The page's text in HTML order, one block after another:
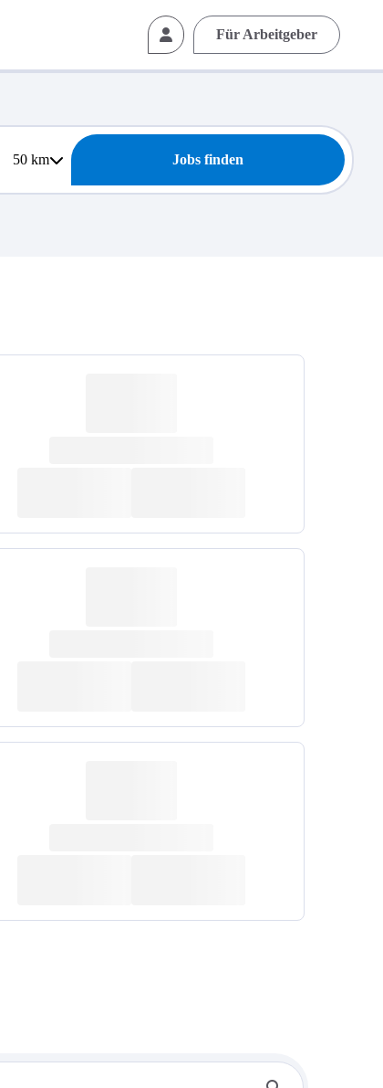
Für Arbeitgeber
50km Jobs finden